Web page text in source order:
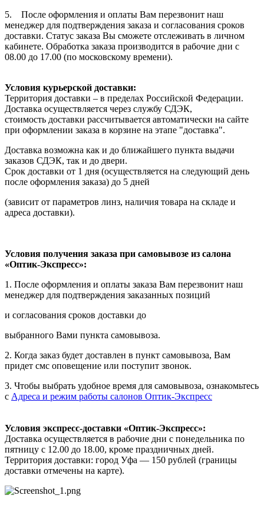
5. После оформления и оплаты Вам перезвонит наш
менеджер для подтверждения заказа и согласования сроков
доставки. Статус заказа Вы сможете отслеживать в личном
кабинете. Обработка заказа производится в рабочие дни с
08.00 до 17.00 (по московскому времени).
Условия курьерской доставки:
Территория доставки – в пределах Российской Федерации.
Доставка осуществляется через службу СДЭК,
стоимость доставки рассчитывается автоматически на сайте
при оформлении заказа в корзине на этапе "доставка".
Доставка возможна как и до ближайшего пункта выдачи
заказов СДЭК, так и до двери.
Срок доставки от 1 дня (осуществляется на следующий день
после оформления заказа) до 5 дней
(зависит от параметров линз, наличия товара на складе и
адреса доставки).
Условия получения заказа при самовывозе из салона
«Оптик-Экспресс»:
1. После оформления и оплаты заказа Вам перезвонит наш
менеджер для подтверждения заказанных позиций
и согласования сроков доставки до
выбранного Вами пункта самовывоза.
2. Когда заказ будет доставлен в пункт самовывоза, Вам
придет смс оповещение или поступит звонок.
3. Чтобы выбрать удобное время для самовывоза, ознакомьтесь
с Адреса и режим работы салонов Оптик-Экспресс
Условия экспресс-доставки «Оптик-Экспресс»:
Доставка осуществляется в рабочие дни с понедельника по
пятницу с 12.00 до 18.00, кроме праздничных дней.
Территория доставки: город Уфа — 150 рублей (границы
доставки отмечены на карте).